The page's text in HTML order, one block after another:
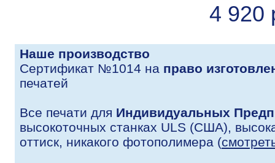
4 920
Наше производство
Сертификат №1014 на право
печатей
Все печати для Индивидуальных
высокоточных станках ULS (США),
оттиск, никакого фотополимера (